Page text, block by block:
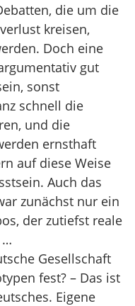
die um die
kreisen,
Doch eine
gut
sonst
schnell die
und die
ernsthaft
auf diese Weise
Auch das
zunächst nur ein
der zutiefst reale
…
Gesellschaft
fest? – Das ist
Eigene